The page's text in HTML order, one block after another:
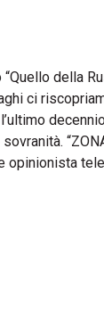
della
ci
opinionista